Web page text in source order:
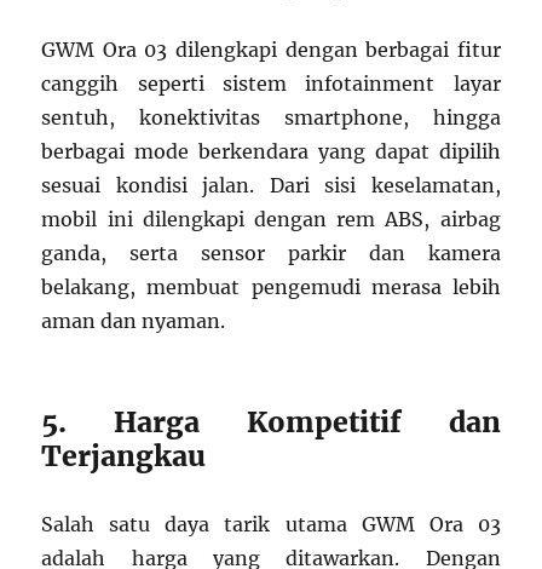
GWM Ora 03 dilengkapi dengan berbagai fitur
canggih seperti sistem infotainment layar
sentuh, konektivitas smartphone, hingga
berbagai mode berkendara yang dapat dipilih
sesuai kondisi jalan. Dari sisi keselamatan,
mobil ini dilengkapi dengan rem ABS, airbag
ganda, serta sensor parkir dan kamera
belakang, membuat pengemudi merasa lebih
aman dan nyaman.
5. Harga Kompetitif dan
Terjangkau
Salah satu daya tarik utama GWM Ora 03
adalah harga yang ditawarkan. Dengan